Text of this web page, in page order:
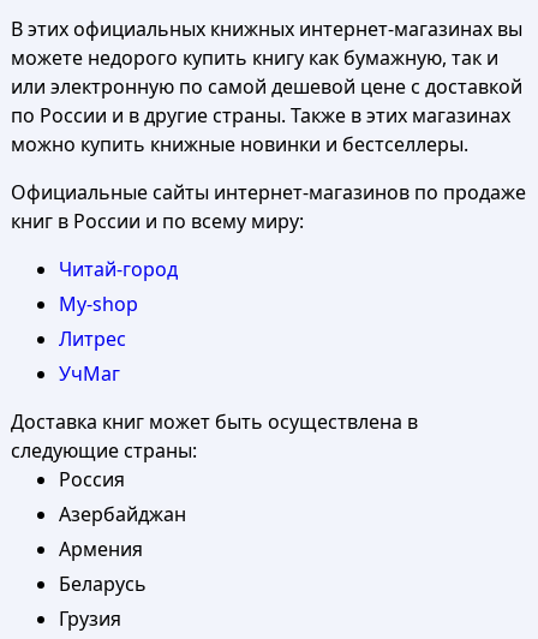
В этих официальных книжных интернет-магазинах вы
можете недорого купить книгу как бумажную, так и
или электронную по самой дешевой цене с доставкой
по России и в другие страны. Также в этих магазинах
можно купить книжные новинки и бестселлеры.
Официальные сайты интернет-магазинов по продаже
книг в России и по всему миру:
Читай-город
My-shop
Литрес
УчМаг
Доставка книг может быть осуществлена в
следующие страны:
Россия
Азербайджан
Армения
Беларусь
Грузия